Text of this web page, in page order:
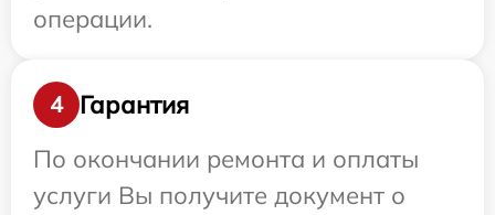
операции.
4
Гарантия
По окончании ремонта и оплаты
услуги Вы получите документ о